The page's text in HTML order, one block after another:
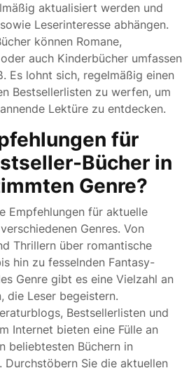
aktualisiert werden und
Leserinteresse abhängen.
können Romane,
auch Kinderbücher umfassen
Es lohnt sich, regelmäßig einen
Bestsellerlisten zu werfen, um
Lektüre zu entdecken.
für
Bücher in
Genre?
Empfehlungen für aktuelle
Genres. Von
Thrillern über romantische
hin zu fesselnden Fantasy-
Genre gibt es eine Vielzahl an
die Leser begeistern.
Bestsellerlisten und
Internet bieten eine Fülle an
beliebtesten Büchern in
Durchstöbern Sie die aktuellen